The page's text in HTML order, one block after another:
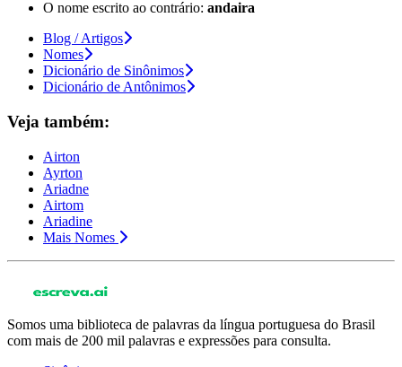
O nome escrito ao contrário: andaira
Blog / Artigos
Nomes
Dicionário de Sinônimos
Dicionário de Antônimos
Veja também:
Airton
Ayrton
Ariadne
Airtom
Ariadine
Mais Nomes
Somos uma biblioteca de palavras da língua portuguesa do Brasil
com mais de 200 mil palavras e expressões para consulta.